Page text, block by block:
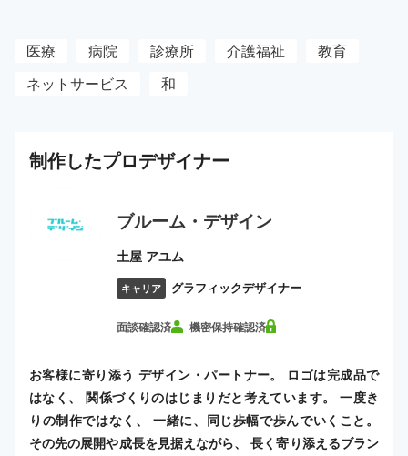
医療 病院 診療所 介護福祉
教育
ネットサービス
和
制作したプロデザイナー
ブルーム・デザイン
土屋 アユム
キャリア グラフィックデザイナー
面談確認済 機密保持確認済
お客様に寄り添う デザイン・パートナー。 ロゴは完成品で
はなく、 関係づくりのはじまりだと考えています。 一度き
りの制作ではなく、 一緒に、同じ歩幅で歩んでいくこと。
その先の展開や成長を見据えながら、 長く寄り添えるブラン